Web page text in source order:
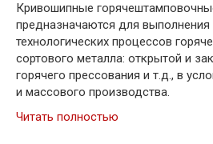
Кривошипные
предназначаются для выполнения
технологических процессов
сортового металла: открытой и
горячего прессования и т.д., в
и массового производства.
Читать полностью